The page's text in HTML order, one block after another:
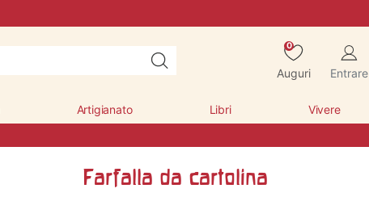
0
Auguri Entrare
Artigianato Libri Vivere
Farfalla da cartolina